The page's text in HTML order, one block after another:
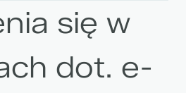
się w
dot. e-